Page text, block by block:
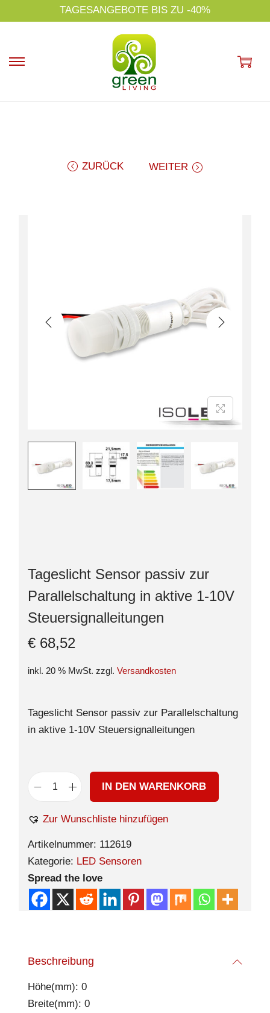
p
TAGESANGEBOTE BIS ZU -40%
ZURÜCK WEITER
Tageslicht Sensor passiv zur
Parallelschaltung in aktive 1-10V
Steuersignalleitungen
€ 68,52
inkl. 20 % MwSt. zzgl. Versandkosten
Tageslicht Sensor passiv zur Parallelschaltung
in aktive 1-10V Steuersignalleitungen
IN DEN WARENKORB
Zur Wunschliste hinzufügen
Artikelnummer: 112619
Kategorie: LED Sensoren
Spread the love
Beschreibung
Höhe(mm): 0
Breite(mm): 0